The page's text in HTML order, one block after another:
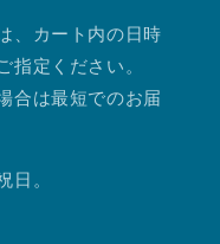
、カート内の日時
指定ください。
合は最短でのお届
日。